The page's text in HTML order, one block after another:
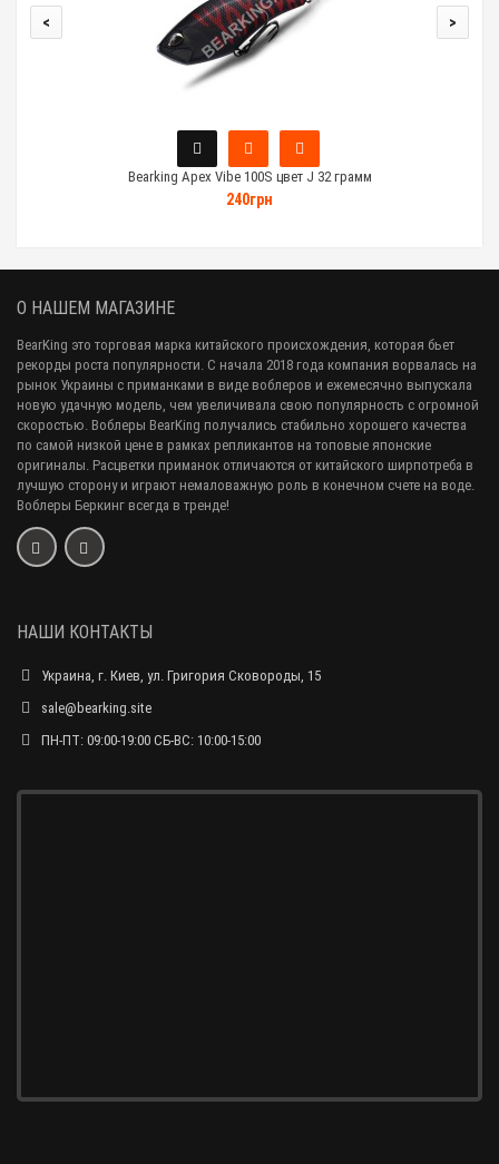
Bearking Apex Vibe 100S цвет J 32 грамм
240грн
< >
О НАШЕМ МАГАЗИНЕ
BearKing это торговая марка китайского происхождения, которая бьет
рекорды роста популярности. С начала 2018 года компания ворвалась на
рынок Украины с приманками в виде воблеров и ежемесячно выпускала
новую удачную модель, чем увеличивала свою популярность с огромной
скоростью. Воблеры BearKing получались стабильно хорошего качества
по самой низкой цене в рамках репликантов на топовые японские
оригиналы. Расцветки приманок отличаются от китайского ширпотреба в
лучшую сторону и играют немаловажную роль в конечном счете на воде.
Воблеры Беркинг всегда в тренде!
НАШИ КОНТАКТЫ
Украина, г. Киев, ул. Григория Сковороды, 15
sale@bearking.site
ПН-ПТ: 09:00-19:00 СБ-ВС: 10:00-15:00